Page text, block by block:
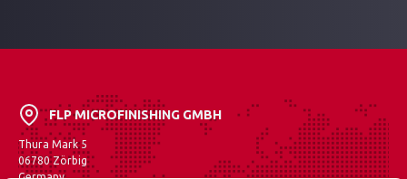
FLP MICROFINISHING GMBH
Thura Mark 5
06780 Zörbig
Germany